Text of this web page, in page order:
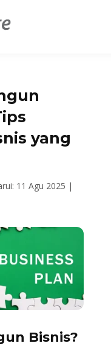
yang
11 Agu 2025 |
Bisnis?